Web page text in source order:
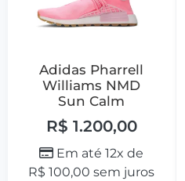
Adidas Pharrell
Williams NMD
Sun Calm
R$ 1.200,00
Em até 12x de
R$ 100,00 sem juros